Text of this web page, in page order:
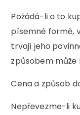
Požádá-li o to
písemné formě,
trvají jeho
způsobem
Cena a způsob
Nepřevezme-li